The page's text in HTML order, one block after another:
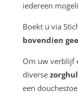
iedereen
Boekt u via
bovendien
Om uw verblijf
diverse
een